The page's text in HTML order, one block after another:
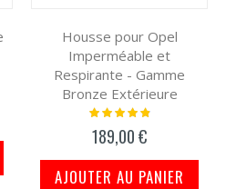
Housse pour Opel
Imperméable et
Respirante - Gamme
Bronze Extérieure
Notation:
189,00 €
AJOUTER AU PANIER